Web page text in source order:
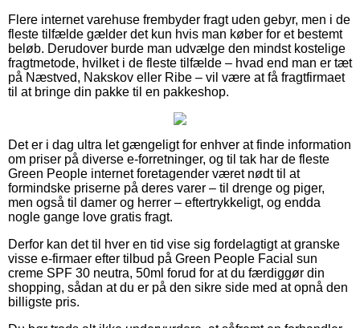
Flere internet varehuse frembyder fragt uden gebyr, men i de
fleste tilfælde gælder det kun hvis man køber for et bestemt
beløb. Derudover burde man udvælge den mindst kostelige
fragtmetode, hvilket i de fleste tilfælde – hvad end man er tæt
på Næstved, Nakskov eller Ribe – vil være at få fragtfirmaet
til at bringe din pakke til en pakkeshop.
Det er i dag ultra let gængeligt for enhver at finde information
om priser på diverse e-forretninger, og til tak har de fleste
Green People internet foretagender været nødt til at
formindske priserne på deres varer – til drenge og piger,
men også til damer og herrer – eftertrykkeligt, og endda
nogle gange love gratis fragt.
Derfor kan det til hver en tid vise sig fordelagtigt at granske
visse e-firmaer efter tilbud på Green People Facial sun
creme SPF 30 neutra, 50ml forud for at du færdiggør din
shopping, sådan at du er på den sikre side med at opnå den
billigste pris.